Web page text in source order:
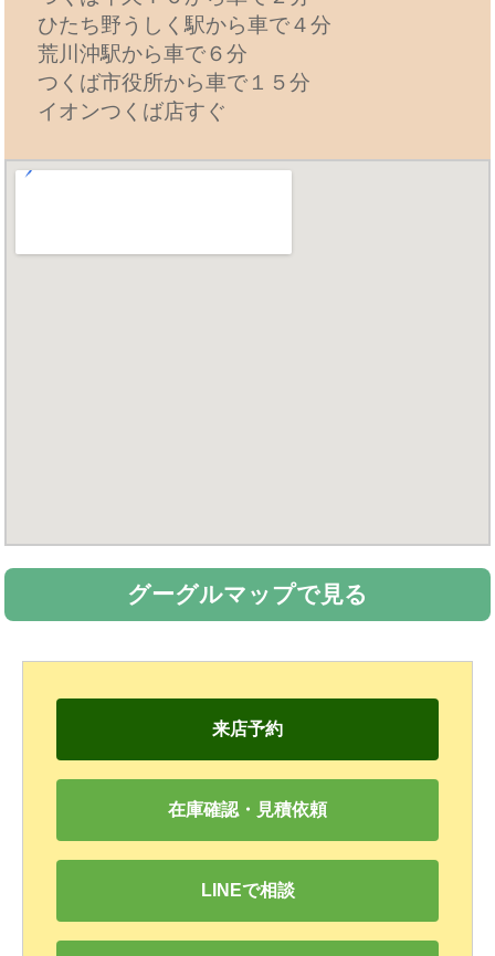
ひたち野うしく駅から車で４分
荒川沖駅から車で６分
つくば市役所から車で１５分
イオンつくば店すぐ
グーグルマップで見る
来店予約
在庫確認・見積依頼
LINEで相談